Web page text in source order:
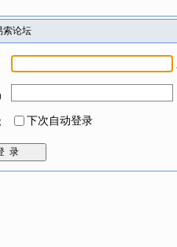
索论坛
下次自动登录